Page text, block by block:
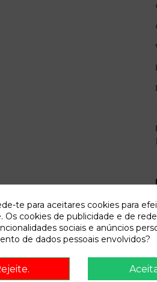
te para aceitares cookies para
Os cookies de publicidade e de
sociais e anúncios
de dados pessoais envolvidos?